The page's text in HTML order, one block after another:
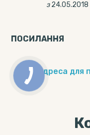
з 24.05.2018
ПОСИЛАННЯ
Веб-адреса для